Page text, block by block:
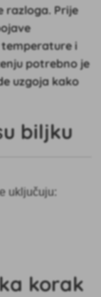
razloga. Prije
i
potrebno je
uzgoja kako
biljku
uključuju:
korak